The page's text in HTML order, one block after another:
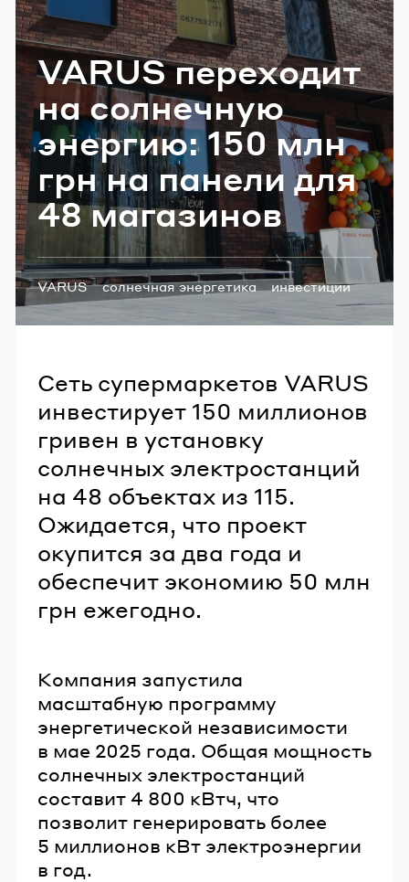
VARUS пе­ре­хо­дит
на сол­неч­ную
энер­гию: 150 млн
грн на па­не­ли для
48 ма­га­зи­нов
Теги:
VARUS солнечная энергетика инвестиции
Сеть супермаркетов VARUS
инвестирует 150 миллионов
гривен в установку
солнечных электростанций
на 48 объектах из 115.
Ожидается, что проект
окупится за два года и
обеспечит экономию 50 млн
грн ежегодно.
Компания запустила
масштабную программу
энергетической независимости
в мае 2025 года. Общая мощность
солнечных электростанций
составит 4 800 кВтч, что
позволит генерировать более
5 миллионов кВт электроэнергии
в год.
Email
Пароль
Забыли пароль?
ВОЙТИ